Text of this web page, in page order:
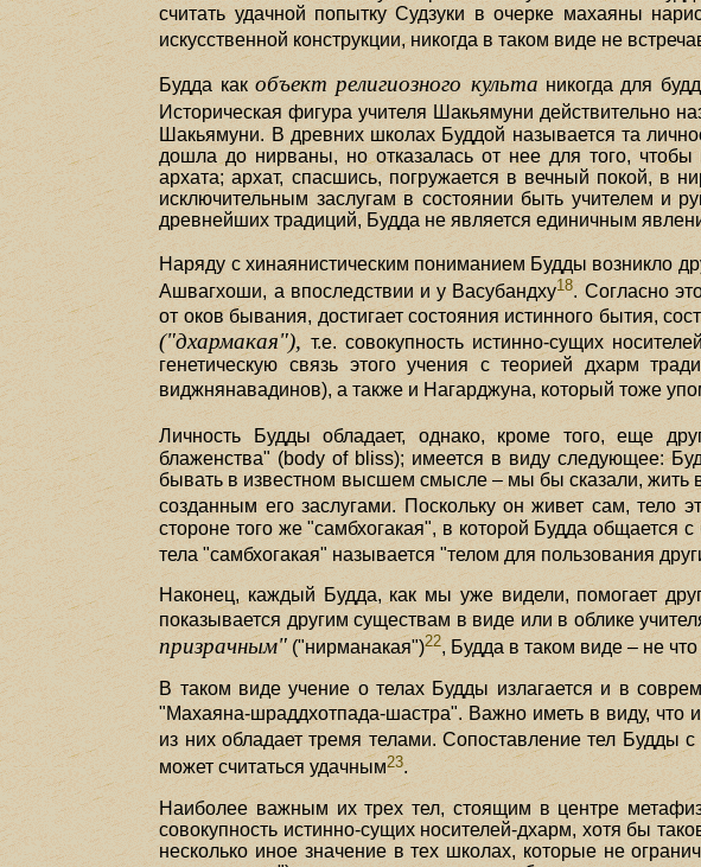
считать удачной попытку Судзуки в очерке махаяны
искусственной конструкции, никогда в таком виде не
Будда какобъект религиозного культаникогда для
Историческая фигура учителя Шакьямуни действительно
Шакьямуни. В древних школах Буддой называется та
дошла до нирваны, но отказалась от нее для того,
архата; архат, спасшись, погружается в вечный покой, в
исключительным заслугам в состоянии быть учителем и
древнейших традиций, Будда не является единичным
Наряду с хинаянистическим пониманием Будды возникло
Ашвагхоши, а впоследствии и у Васубандху18. Согласно
от оков бывания, достигает состояния истинного бытия,
("дхармакая"),т.е. совокупность истинно-сущих
генетическую связь этого учения с теорией дхарм
виджнянавадинов), а также и Нагарджуна, который тоже
Личность Будды обладает, однако, кроме того, еще
блаженства" (body of bliss); имеется в виду следующее:
бывать в известном высшем смысле – мы бы сказали, жить
созданным его заслугами. Поскольку он живет сам, тело
стороне того же "самбхогакая", в которой Будда
тела "самбхогакая" называется "телом для пользования
Наконец, каждый Будда, как мы уже видели, помогает
показывается другим существам в виде или в облике
призрачным" ("нирманакая")22, Будда в таком виде – не
В таком виде учение о телах Будды излагается и в
"Махаяна-шраддхотпада-шастра". Важно иметь в виду,
из них обладает тремя телами. Сопоставление тел Будды
может считаться удачным23.
Наиболее важным их трех тел, стоящим в центре
совокупность истинно-сущих носителей-дхарм, хотя бы
несколько иное значение в тех школах, которые не